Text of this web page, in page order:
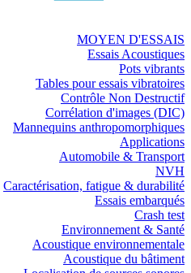
MOYEN D'ESSAIS
Essais Acoustiques
Pots vibrants
Tables pour essais vibratoires
Contrôle Non Destructif
Corrélation d'images (DIC)
Mannequins anthropomorphiques
Applications
Automobile & Transport
NVH
Caractérisation, fatigue & durabilité
Essais embarqués
Crash test
Environnement & Santé
Acoustique environnementale
Acoustique du bâtiment